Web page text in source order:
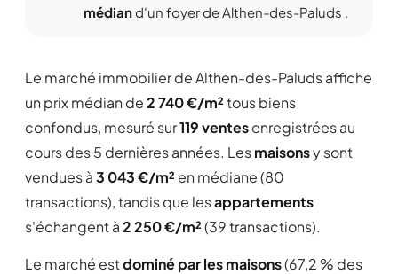
médiand'un foyer de Althen-des-Paluds .
Le marché immobilier de Althen-des-Paluds affiche
un prix médian de2 740 €/m²tous biens
confondus, mesuré sur119 ventesenregistrées au
cours des 5 dernières années. Lesmaisonsy sont
vendues à3 043 €/m² en médiane (80
transactions), tandis que lesappartements
s'échangent à2 250 €/m²(39 transactions).
Le marché estdominé par les maisons(67,2 % des